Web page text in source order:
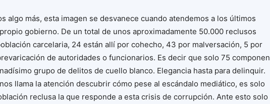
algo más, esta imagen se desvanece cuando atendemos a los últimos
gobierno. De un total de unos aproximadamente 50.000 reclusos
carcelaria, 24 están allí por cohecho, 43 por malversación, 5 por
de autoridades o funcionarios. Es decir que solo 75 componen
grupo de delitos de cuello blanco. Elegancia hasta para delinquir.
llama la atención descubrir cómo pese al escándalo mediático, es solo
reclusa la que responde a esta crisis de corrupción. Ante esto solo